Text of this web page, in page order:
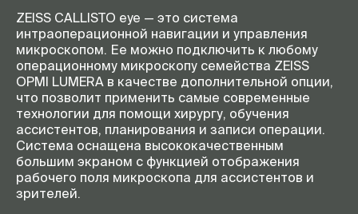
французский, итальянский,
датский, норвежский,
шведский, португальский
(Бразилия, Португалия), русский,
голландский
ZEISS CALLISTO eye — это система
интраоперационной навигации и управления
микроскопом. Ее можно подключить к любому
операционному микроскопу семейства ZEISS
OPMI LUMERA в качестве дополнительной опции,
что позволит применить самые современные
технологии для помощи хирургу, обучения
ассистентов, планирования и записи операции.
Система оснащена высококачественным
большим экраном с функцией отображения
рабочего поля микроскопа для ассистентов и
зрителей.